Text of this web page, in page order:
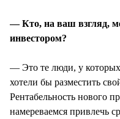
— Кто, на ваш взгляд,
инвестором?
— Это те люди, у которых
хотели бы разместить
Рентабельность нового
намереваемся привлечь